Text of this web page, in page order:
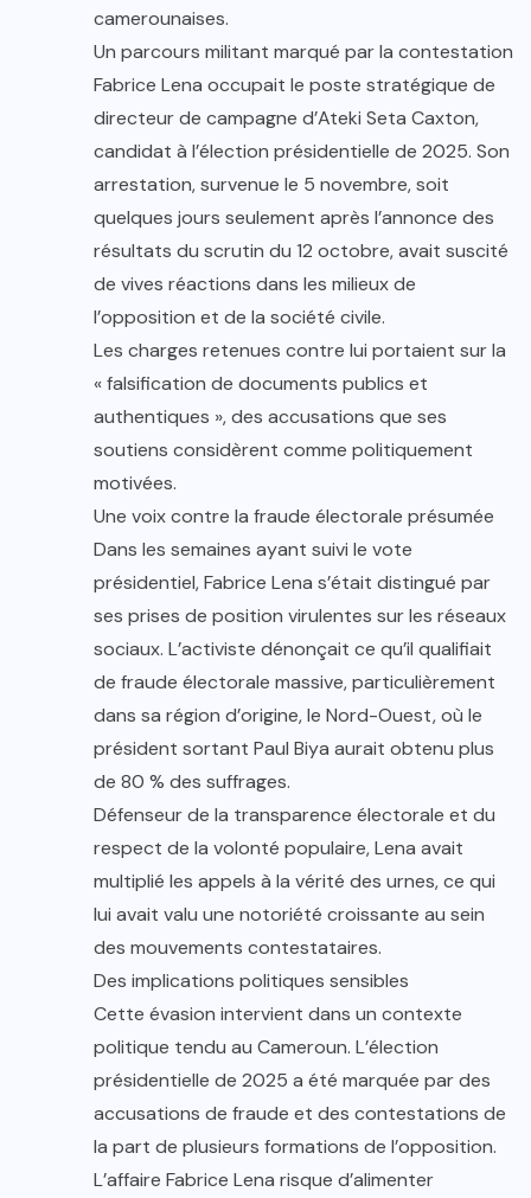
camerounaises.
Un parcours militant marqué par la contestation
Fabrice Lena occupait le poste stratégique de
directeur de campagne d’Ateki Seta Caxton,
candidat à l’élection présidentielle de 2025. Son
arrestation, survenue le 5 novembre, soit
quelques jours seulement après l’annonce des
résultats du scrutin du 12 octobre, avait suscité
de vives réactions dans les milieux de
l’opposition et de la société civile.
Les charges retenues contre lui portaient sur la
« falsification de documents publics et
authentiques », des accusations que ses
soutiens considèrent comme politiquement
motivées.
Une voix contre la fraude électorale présumée
Dans les semaines ayant suivi le vote
présidentiel, Fabrice Lena s’était distingué par
ses prises de position virulentes sur les réseaux
sociaux. L’activiste dénonçait ce qu’il qualifiait
de fraude électorale massive, particulièrement
dans sa région d’origine, le Nord-Ouest, où le
président sortant Paul Biya aurait obtenu plus
de 80 % des suffrages.
Défenseur de la transparence électorale et du
respect de la volonté populaire, Lena avait
multiplié les appels à la vérité des urnes, ce qui
lui avait valu une notoriété croissante au sein
des mouvements contestataires.
Des implications politiques sensibles
Cette évasion intervient dans un contexte
politique tendu au Cameroun. L’élection
présidentielle de 2025 a été marquée par des
accusations de fraude et des contestations de
la part de plusieurs formations de l’opposition.
L’affaire Fabrice Lena risque d’alimenter